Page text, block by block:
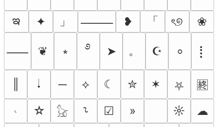
ఇ
✦ 」 ⸻ ❥ 「 ৎ୭ ❀
⸺ ❦ ⭒ ࿔ ➤ 。 ☪ ⸰ ⡇
𝆺𝅥 ─ ⟡ ☾ ✮ ✶ ⛧
🈡
𝆥
☆ 𓃠 ⸊ ☑ » ☼
☁